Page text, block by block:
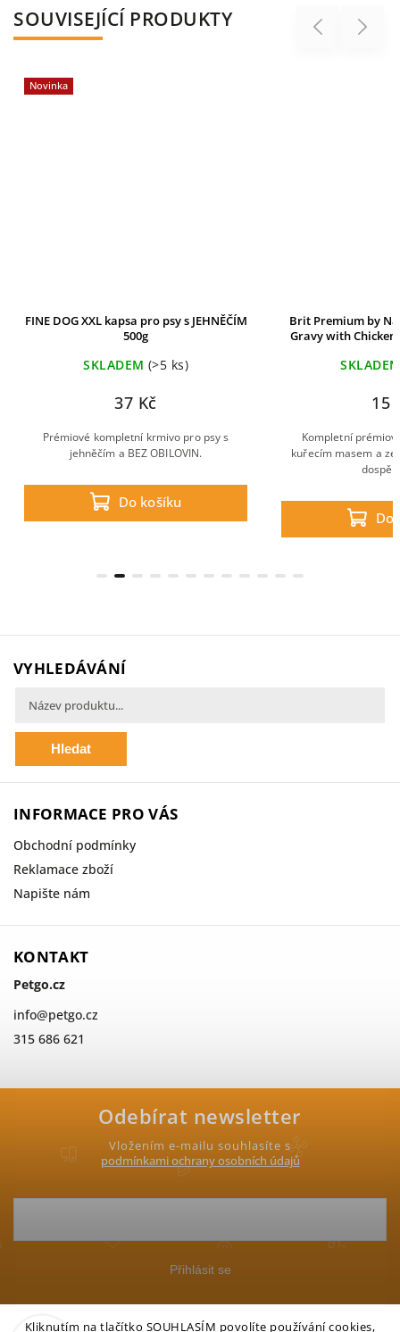
Kliknutím na tlačítko SOUHLASÍM povolíte používání cookies,
SOUVISEJÍCÍ PRODUKTY Previous
Novinka
FINE DOG XXL kapsa pro psy s JEHNĚČÍM
500g
SKLADEM (>5 ks)
37 Kč
Do košíku
Prémiové kompletní krmivo pro psy s
jehněčím a BEZ OBILOVIN.
Brit Premium by
Gravy with Chicken
15
Do
Kompletní
kuřecím masem a
Next
Odebírat newsletter
Vložením e-mailu souhlasíte s
podmínkami ochrany osobních údajů
Přihlásit se
VYHLEDÁVÁNÍ
Hledat
INFORMACE PRO VÁS
Obchodní podmínky
Reklamace zboží
Napište nám
KONTAKT
Petgo.cz
info@petgo.cz
315 686 621